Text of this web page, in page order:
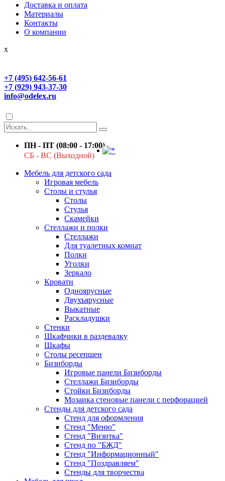
Доставка и оплата
Материалы
Контакты
О компании
x
+7 (495) 642-56-61
+7 (929) 943-37-30
info@odelex.ru
ПН - ПТ (08:00 - 17:00)
СБ - ВС (Выходной)
Мебель для детского сада
Игровая мебель
Столы и стулья
Столы
Стулья
Скамейки
Стеллажи и полки
Стеллажи
Для туалетных комнат
Полки
Уголки
Зеркало
Кровати
Одноярусные
Двухъярусные
Выкатные
Раскладушки
Стенки
Шкафчики в раздевалку
Шкафы
Столы ресепшен
Бизиборды
Игровые панели Бизиборды
Стеллажи Бизиборды
Стойки Бизиборды
Мозаика стеновые панели с перфорацией
Стенды для детского сада
Стенд для оформления
Стенд "Меню"
Стенд "Визитка"
Стенд по "БЖД"
Стенд "Информационный"
Стенд "Поздравляем"
Стенды для творчества